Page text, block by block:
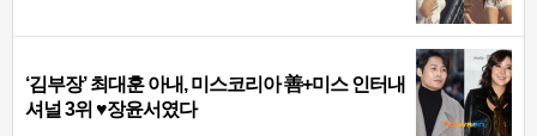
‘김부장’ 최대훈 아내, 미스코리아 善+미스 인터내
셔널 3위 ♥장윤서였다